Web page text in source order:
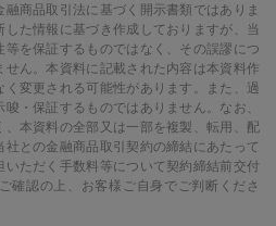
商品取引法に基づく開示書類ではありま
た情報に基づき作成しておりますが、当
を保証するものではなく、その誤謬につ
ん。本資料に記載された内容は本資料作
変更される可能性があります。また、過
・保証するものではありません。なお、
本資料の全部又は一部を複製、転用、配
との金融商品取引契約の締結にあたって
ただく手数料等について契約締結前交付
確認の上、お客様ご自身でご判断くださ